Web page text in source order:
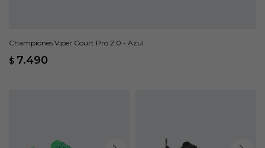
Championes Viper Court Pro 2.0 - Azul
$ 7.490